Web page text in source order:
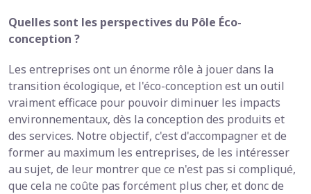
Quelles sont les perspectives du Pôle Éco-
conception ?
Les entreprises ont un énorme rôle à jouer dans la
transition écologique, et l'éco-conception est un outil
vraiment efficace pour pouvoir diminuer les impacts
environnementaux, dès la conception des produits et
des services. Notre objectif, c'est d'accompagner et de
former au maximum les entreprises, de les intéresser
au sujet, de leur montrer que ce n'est pas si compliqué,
que cela ne coûte pas forcément plus cher, et donc de